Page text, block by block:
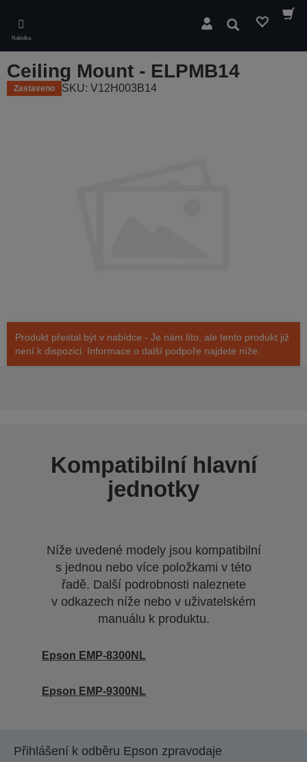
main
content
Nabídka
Hledat
Ceiling Mount - ELPMB14
Zastaveno SKU: V12H003B14
Produkt přestal být v nabídce - Je nám líto, ale tento produkt již
není k dispozici. Informace o další podpoře najdete níže.
Kompatibilní hlavní
jednotky
Níže uvedené modely jsou kompatibilní
s jednou nebo více položkami v této
řadě. Další podrobnosti naleznete
v odkazech níže nebo v uživatelském
manuálu k produktu.
Epson EMP-8300NL
Epson EMP-9300NL
Přihlášení k odběru Epson zpravodaje